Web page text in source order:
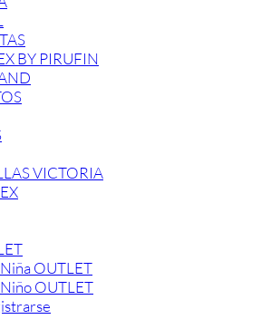
BY PIRUFIN
VICTORIA
OUTLET
OUTLET